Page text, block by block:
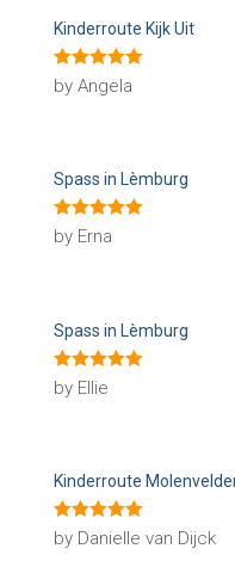
Kinderroute Kijk Uit
Rated5out
of 5
by Angela
Spass in Lèmburg
Rated5out
of 5
by Erna
Spass in Lèmburg
Rated5out
of 5
by Ellie
Kinderroute
Rated5out
of 5
by Danielle van Dijck